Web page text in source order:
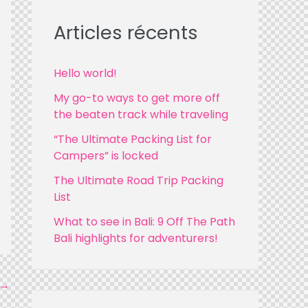
c
f
o
r
:
Articles récents
Hello world!
My go-to ways to get more off
the beaten track while traveling
“The Ultimate Packing List for
Campers” is locked
The Ultimate Road Trip Packing
List
What to see in Bali: 9 Off The Path
Bali highlights for adventurers!